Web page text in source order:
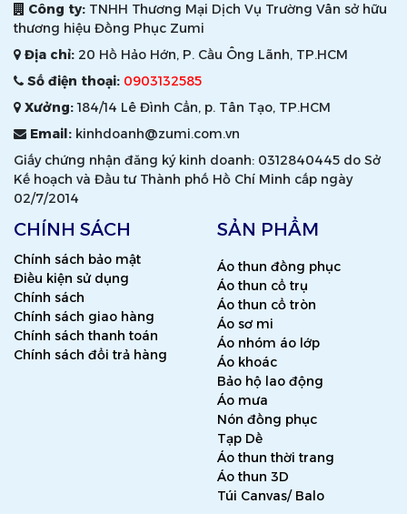
Công ty: TNHH Thương Mại Dịch Vụ Trường Vân sở hữu
thương hiệu Đồng Phục Zumi
Địa chỉ: 20 Hồ Hảo Hớn, P. Cầu Ông Lãnh, TP.HCM
Số điện thoại: 0903132585
Xưởng:184/14 Lê Đình Cẩn, p. Tân Tạo, TP.HCM
Email: kinhdoanh@zumi.com.vn
Giấy chứng nhận đăng ký kinh doanh: 0312840445 do Sở
Kế hoạch và Đầu tư Thành phố Hồ Chí Minh cấp ngày
02/7/2014
CHÍNH SÁCH
Chính sách bảo mật
Điều kiện sử dụng
Chính sách
Chính sách giao hàng
Chính sách thanh toán
Chính sách đổi trả hàng
SẢN PHẨM
Áo thun đồng phục
Áo thun cổ trụ
Áo thun cổ tròn
Áo sơ mi
Áo nhóm áo lớp
Áo khoác
Bảo hộ lao động
Áo mưa
Nón đồng phục
Tạp Dề
Áo thun thời trang
Áo thun 3D
Túi Canvas/ Balo